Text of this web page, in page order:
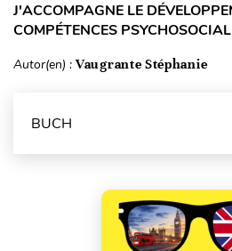
J'ACCOMPAGNE LE
COMPÉTENCES
Autor(en) : Vaugrante Stéphanie
BUCH